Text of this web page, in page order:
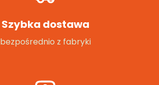
Szybka dostawa
bezpośrednio z fabryki